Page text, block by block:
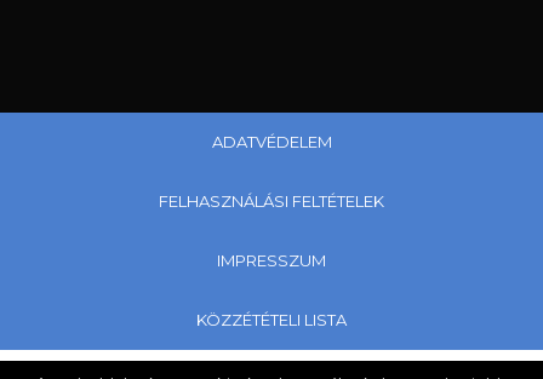
ADATVÉDELEM
FELHASZNÁLÁSI FELTÉTELEK
IMPRESSZUM
KÖZZÉTÉTELI LISTA